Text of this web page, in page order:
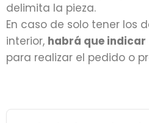
delimita la pieza.
En caso de solo tener los
interior, habrá que indicar
para realizar el pedido o